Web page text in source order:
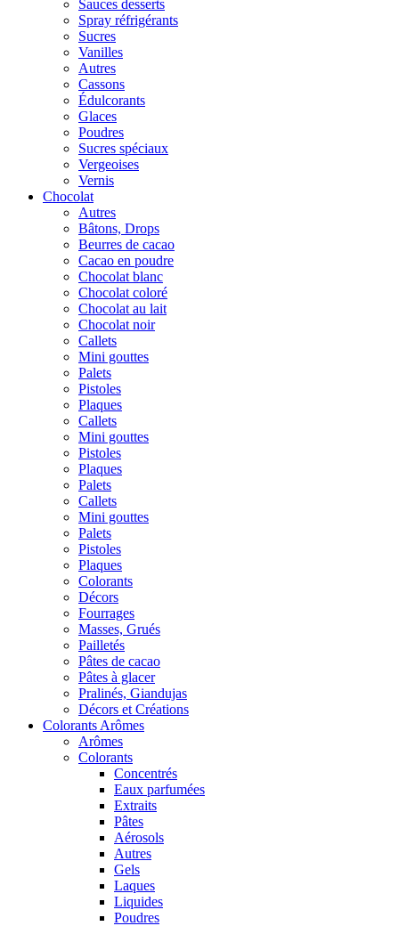
Sauces desserts
Spray réfrigérants
Sucres
Vanilles
Autres
Cassons
Édulcorants
Glaces
Poudres
Sucres spéciaux
Vergeoises
Vernis
Chocolat
Autres
Bâtons, Drops
Beurres de cacao
Cacao en poudre
Chocolat blanc
Chocolat coloré
Chocolat au lait
Chocolat noir
Callets
Mini gouttes
Palets
Pistoles
Plaques
Callets
Mini gouttes
Pistoles
Plaques
Palets
Callets
Mini gouttes
Palets
Pistoles
Plaques
Colorants
Décors
Fourrages
Masses, Grués
Pailletés
Pâtes de cacao
Pâtes à glacer
Pralinés, Giandujas
Décors et Créations
Colorants Arômes
Arômes
Colorants
Concentrés
Eaux parfumées
Extraits
Pâtes
Aérosols
Autres
Gels
Laques
Liquides
Poudres